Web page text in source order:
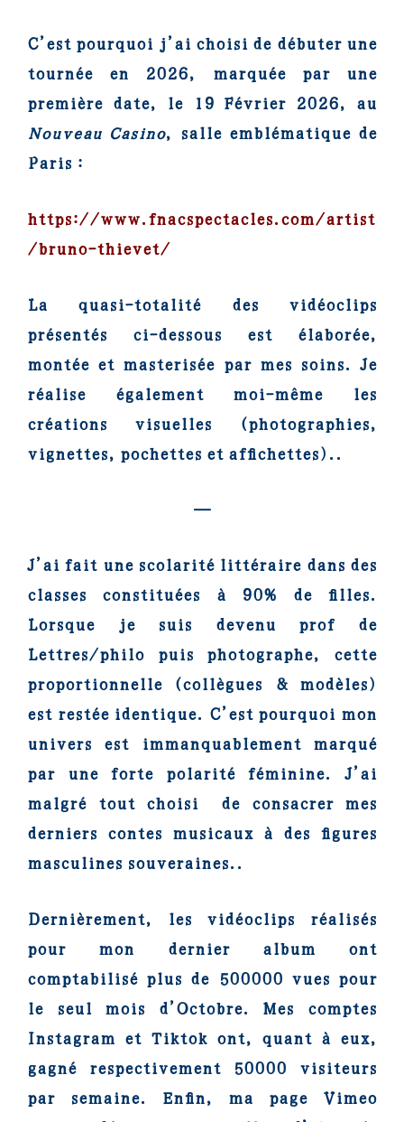
C’est pourquoi j’ai choisi de débuter une
tournée en 2026, marquée par une
première date, le 19 Février 2026, au
Nouveau Casino, salle emblématique de
Paris :
https://www.fnacspectacles.com/artist
/bruno-thievet/
La quasi-totalité des vidéoclips
présentés ci-dessous est élaborée,
montée et masterisée par mes soins. Je
réalise également moi-même les
créations visuelles (photographies,
vignettes, pochettes et affichettes)..
—
J’ai fait une scolarité littéraire dans des
classes constituées à 90% de filles.
Lorsque je suis devenu prof de
Lettres/philo puis photographe, cette
proportionnelle (collègues & modèles)
est restée identique. C’est pourquoi mon
univers est immanquablement marqué
par une forte polarité féminine.
J’ai
malgré tout choisi de consacrer mes
derniers contes musicaux à des figures
masculines souveraines..
Dernièrement, les vidéoclips réalisés
pour mon dernier album ont
comptabilisé plus de 500000 vues pour
le seul mois d’Octobre. Mes comptes
Instagram et Tiktok ont, quant à eux,
gagné respectivement 50000 visiteurs
par semaine. Enfin, ma page Vimeo